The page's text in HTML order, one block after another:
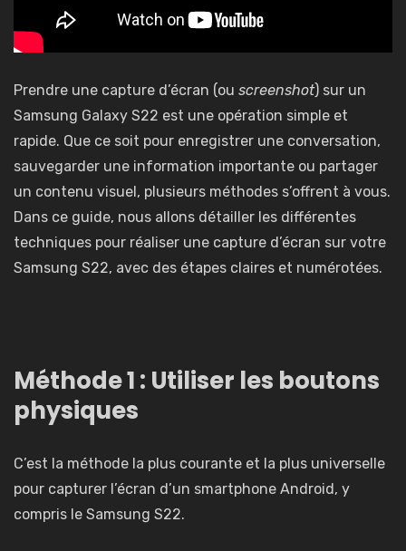
Prendre une capture d’écran (ou screenshot) sur un
Samsung Galaxy S22 est une opération simple et
rapide. Que ce soit pour enregistrer une conversation,
sauvegarder une information importante ou partager
un contenu visuel, plusieurs méthodes s’offrent à vous.
Dans ce guide, nous allons détailler les différentes
techniques pour réaliser une capture d’écran sur votre
Samsung S22, avec des étapes claires et numérotées.
Méthode 1 : Utiliser les boutons
physiques
C’est la méthode la plus courante et la plus universelle
pour capturer l’écran d’un smartphone Android, y
compris le Samsung S22.